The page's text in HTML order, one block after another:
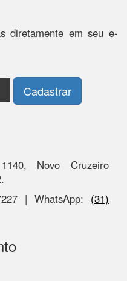
diretamente em seu e-
Novo Cruzeiro
| WhatsApp: (31)